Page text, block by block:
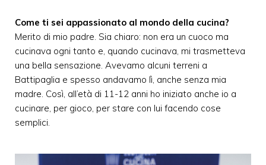
Come ti sei appassionato al mondo della cucina?
Merito di mio padre. Sia chiaro: non era un cuoco ma
cucinava ogni tanto e, quando cucinava, mi trasmetteva
una bella sensazione. Avevamo alcuni terreni a
Battipaglia e spesso andavamo lì, anche senza mia
madre. Così, all’età di 11-12 anni ho iniziato anche io a
cucinare, per gioco, per stare con lui facendo cose
semplici.